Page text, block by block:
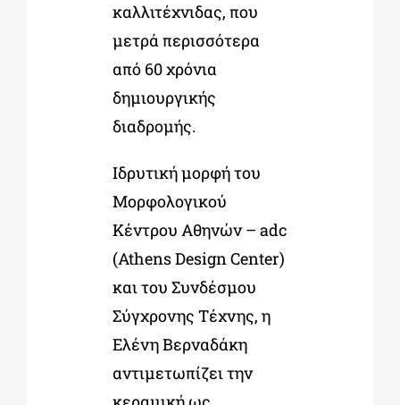
καλλιτέχνιδας, που
μετρά περισσότερα
από 60 χρόνια
δημιουργικής
διαδρομής.
Ιδρυτική μορφή του
Μορφολογικού
Κέντρου Αθηνών – adc
(Athens Design Center)
και του Συνδέσμου
Σύγχρονης Τέχνης, η
Ελένη Βερναδάκη
αντιμετωπίζει την